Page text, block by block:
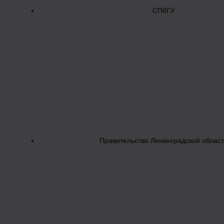
СПбГУ
Правительство Ленинградской